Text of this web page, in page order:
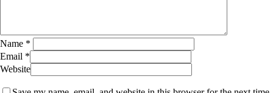
Name *
Email *
Website